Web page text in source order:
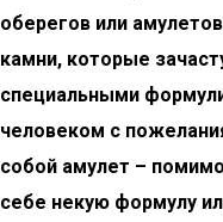
оберегов или
камни, которые
специальными
человеком с
собой амулет –
себе некую формулу